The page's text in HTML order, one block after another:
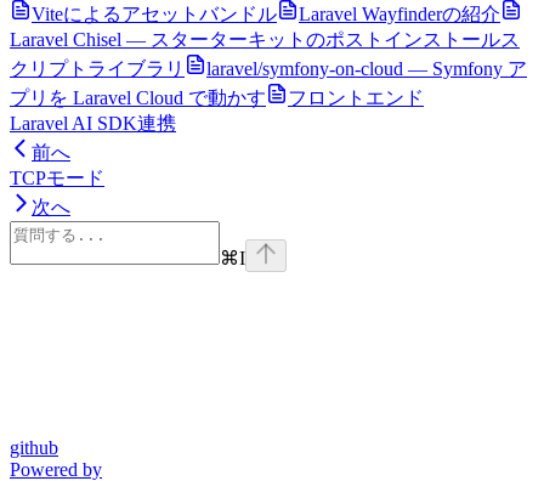
Viteによるアセットバンドル
Laravel Wayfinderの紹介
Laravel Chisel — スターターキットのポストインストールス
クリプトライブラリ
laravel/symfony-on-cloud — Symfony ア
プリを Laravel Cloud で動かす
フロントエンド
Laravel AI SDK連携
前へ
TCPモード
次へ
⌘I
github
Powered by